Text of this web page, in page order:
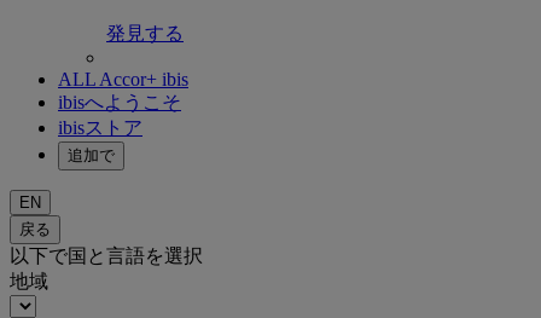
発見する
ALL Accor+ ibis
ibisへようこそ
ibisストア
追加で
EN
戻る
以下で国と言語を選択
地域